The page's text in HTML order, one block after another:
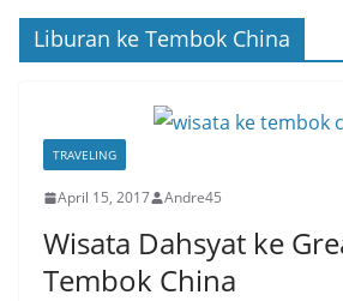
Liburan ke Tembok China
TRAVELING
April 15, 2017 Andre45
Wisata Dahsyat ke
Tembok China